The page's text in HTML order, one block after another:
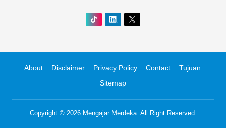
About Disclaimer Privacy Policy Contact
Tujuan
Sitemap
Copyright © 2026 Mengajar Merdeka. All Right Reserved.